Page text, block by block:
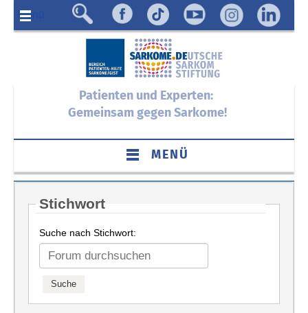
Menü
Patienten und Experten:
Gemeinsam gegen Sarkome!
MENÜ
Stichwort
Suche nach Stichwort: